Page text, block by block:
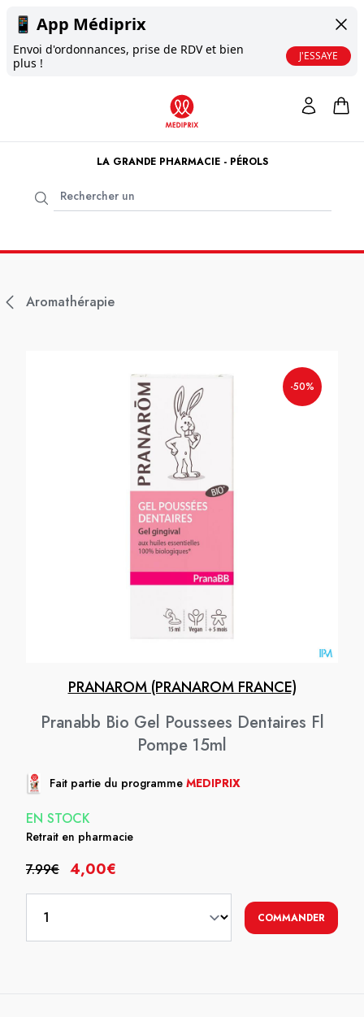
📱 App Médiprix
Envoi d'ordonnances, prise de RDV et bien
plus !
J'ESSAYE
LA GRANDE PHARMACIE - PÉROLS
Aromathérapie
-50%
PRANAROM (PRANAROM FRANCE)
Pranabb Bio Gel Poussees Dentaires Fl
Pompe 15ml
Fait partie du programme MEDIPRIX
EN STOCK
Retrait en pharmacie
7.99€ 4,00€
COMMANDER